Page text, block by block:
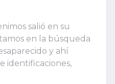
salió en su
en la búsqueda
y ahí
identificaciones,